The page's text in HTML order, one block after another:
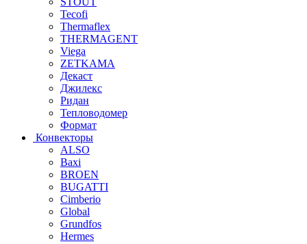
Tecofi
Thermaflex
THERMAGENT
Viega
ZETKAMA
Декаст
Джилекс
Ридан
Тепловодомер
Формат
Конвекторы
ALSO
Baxi
BROEN
BUGATTI
Cimberio
Global
Grundfos
Hermes